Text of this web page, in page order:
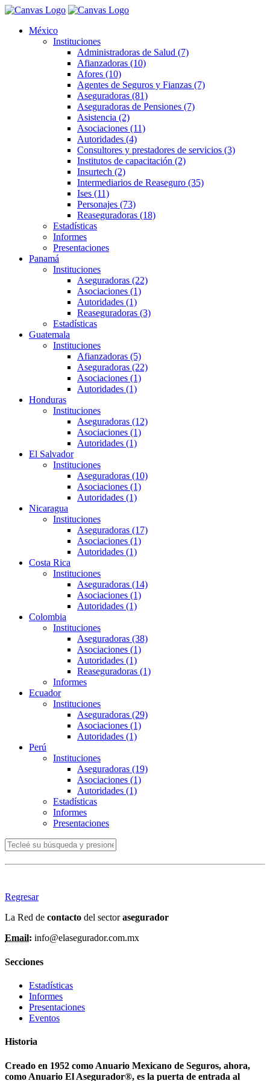
México
Instituciones
Administradoras de Salud (7)
Afianzadoras (10)
Afores (10)
Agentes de Seguros y Fianzas (7)
Aseguradoras (81)
Aseguradoras de Pensiones (7)
Asistencia (2)
Asociaciones (11)
Autoridades (4)
Consultores y prestadores de servicios (3)
Institutos de capacitación (2)
Insurtech (2)
Intermediarios de Reaseguro (35)
Ises (11)
Personajes (73)
Reaseguradoras (18)
Estadísticas
Informes
Presentaciones
Panamá
Instituciones
Aseguradoras (22)
Asociaciones (1)
Autoridades (1)
Reaseguradoras (3)
Estadísticas
Guatemala
Instituciones
Afianzadoras (5)
Aseguradoras (22)
Asociaciones (1)
Autoridades (1)
Honduras
Instituciones
Aseguradoras (12)
Asociaciones (1)
Autoridades (1)
El Salvador
Instituciones
Aseguradoras (10)
Asociaciones (1)
Autoridades (1)
Nicaragua
Instituciones
Aseguradoras (17)
Asociaciones (1)
Autoridades (1)
Costa Rica
Instituciones
Aseguradoras (14)
Asociaciones (1)
Autoridades (1)
Colombia
Instituciones
Aseguradoras (38)
Asociaciones (1)
Autoridades (1)
Reaseguradoras (1)
Informes
Ecuador
Instituciones
Aseguradoras (29)
Asociaciones (1)
Autoridades (1)
Perú
Instituciones
Aseguradoras (19)
Asociaciones (1)
Autoridades (1)
Estadísticas
Informes
Presentaciones
Regresar
La Red de contacto del sectorasegurador
Email: info@elasegurador.com.mx
Secciones
Estadísticas
Informes
Presentaciones
Eventos
Historia
Creado en 1952 como Anuario Mexicano de Seguros, ahora,
como Anuario El Asegurador®, es la puerta de entrada al